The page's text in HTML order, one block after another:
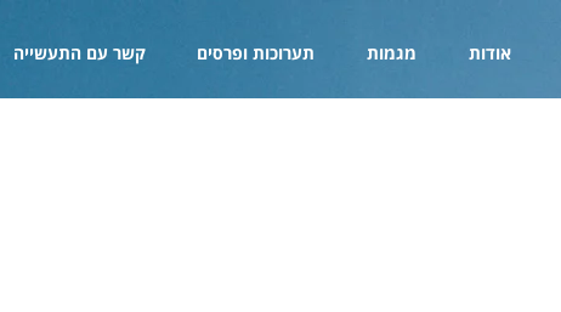
אודות מגמות תערוכות ופרסים קשר עם התעשייה